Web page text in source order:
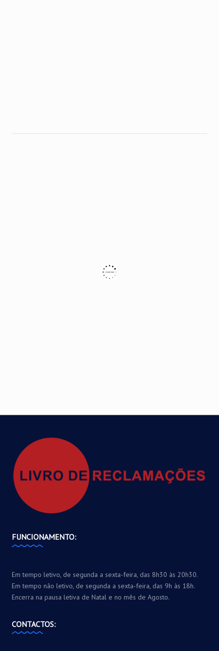
FUNCIONAMENTO:
Em tempo letivo, de segunda a sexta-feira, das 8h30 às 20h30.
Em tempo não letivo, de segunda a sexta-feira, das 9h às 18h.
Encerra na pausa letiva de Natal e no mês de Agosto.
CONTACTOS: